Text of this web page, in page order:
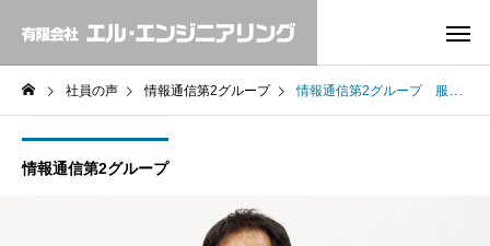
社員の声 情報通信第2グループ 情報通信第2グループ 服部佳弘
情報通信第2グループ